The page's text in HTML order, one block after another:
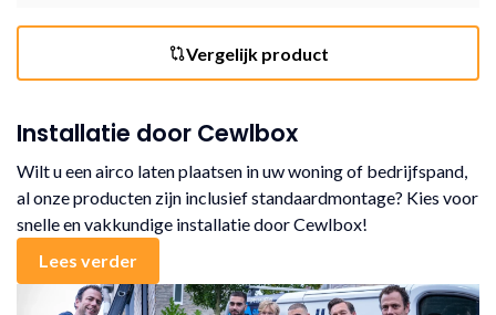
Vergelijk product
Installatie door Cewlbox
Wilt u een airco laten plaatsen in uw woning of bedrijfspand,
al onze producten zijn inclusief standaardmontage? Kies voor
snelle en vakkundige installatie door Cewlbox!
Lees verder